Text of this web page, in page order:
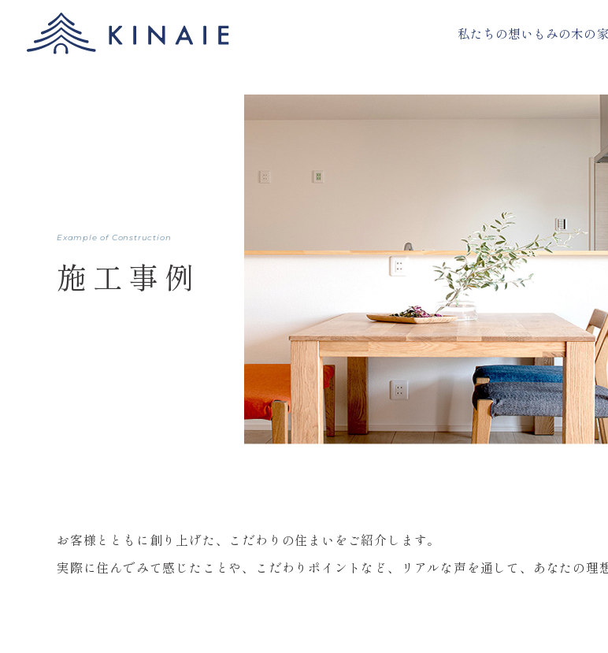
本文までスキップ
私たちの想い もみの木の
Example of Construction
施工事例
お客様とともに創り上げた、こだわりの住まいをご紹介します。
実際に住んでみて感じたことや、こだわりポイントなど、リアルな声を通して、あなたの理